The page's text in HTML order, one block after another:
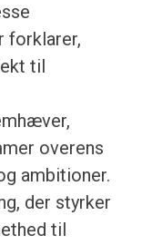
forklarer,
til
overens
ambitioner.
der styrker
til